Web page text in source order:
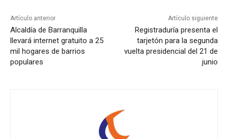
Artículo anterior
Alcaldía de Barranquilla
llevará internet gratuito a 25
mil hogares de barrios
populares
Artículo siguiente
Registraduría presenta el
tarjetón para la segunda
vuelta presidencial del 21 de
junio